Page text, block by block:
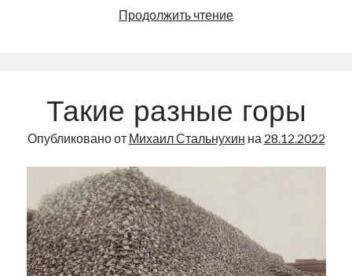
Продолжить чтениеРоссия
Narva
26
Такие разные горы
Опубликовано от Михаил Стальнухин на 28.12.2022